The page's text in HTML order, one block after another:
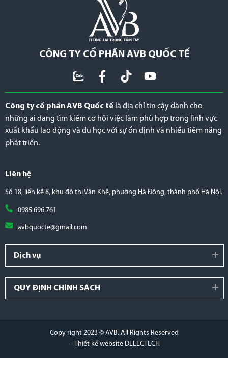
CÔNG TY CỔ PHẦN AVB QUỐC TẾ
Công ty cổ phần AVB Quốc tế là địa chỉ tin cậy dành cho
những ai đang tìm kiếm cơ hội việc làm phù hợp trong lĩnh vực
xuất khẩu lao động và du học với sự ổn định và nhiều tiềm năng
phát triển.
Liên hệ
Số 18, liền kề 8, khu đô thị Văn Khê, phường Hà Đông, thành phố Hà Nội.
0985.696.761
avbquocte@gmail.com
Dịch vụ
QUY ĐỊNH CHÍNH SÁCH
Copy right 2023 © AVB. All Rights Reserved
- Thiết kế website DELECTECH